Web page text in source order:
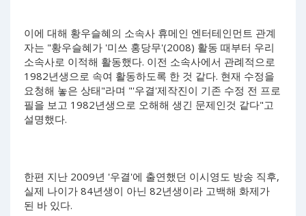
이에 대해 황우슬혜의 소속사 휴메인 엔터테인먼트 관계
자는 "황우슬혜가 '미쓰 홍당무'(2008) 활동 때부터 우리
소속사로 이적해 활동했다. 이전 소속사에서 관례적으로
1982년생으로 속여 활동하도록 한 것 같다. 현재 수정을
요청해 놓은 상태"라며 "'우결'제작진이 기존 수정 전 프로
필을 보고 1982년생으로 오해해 생긴 문제인것 같다"고
설명했다.
한편 지난 2009년 '우결'에 출연했던 이시영도 방송 직후,
실제 나이가 84년생이 아닌 82년생이라 고백해 화제가
된 바 있다.